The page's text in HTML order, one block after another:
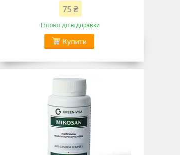
75 ₴
Готово до відправки
Купити